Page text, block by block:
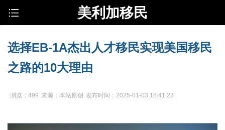
美利加移民
选择EB-1A杰出人才移民实现美国移民
之路的10大理由
浏览：499 来源：本站原创 发布时间：2025-01-03 18:41:23